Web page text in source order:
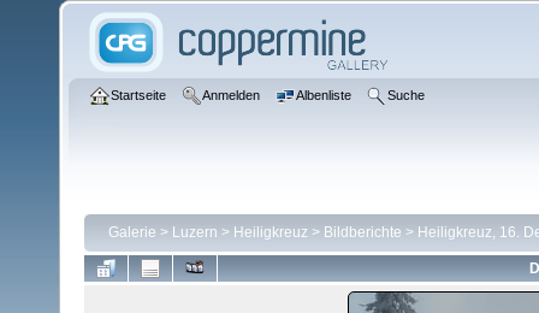
Startseite Anmelden Albenliste Suche
Galerie > Luzern > Heiligkreuz > Bildberichte > Heiligkreuz, 16.